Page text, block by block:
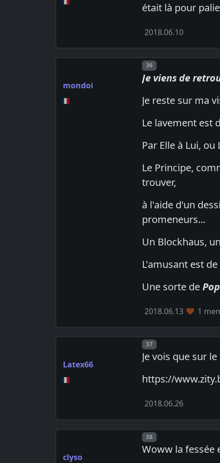
était là pour
2018.06.10
mondoi
Post number
36
Je viens de
Je reste sur ma
Le lavement est
Par Elle à Lui, ou
Le Principe,
trouver,
à l'aide d'un
promeneurs...
Un Blockhaus,
L'amusant est
Une sorte de
2018.06.13 1
Latex66
Post number
37
Je vois que sur
https://
2018.06.26
clyso
Post number
38
Woww la fessée